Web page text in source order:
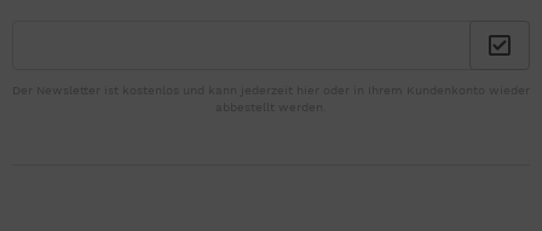
Der Newsletter ist kostenlos und kann jederzeit hier oder in Ihrem Kundenkonto wieder
abbestellt werden.